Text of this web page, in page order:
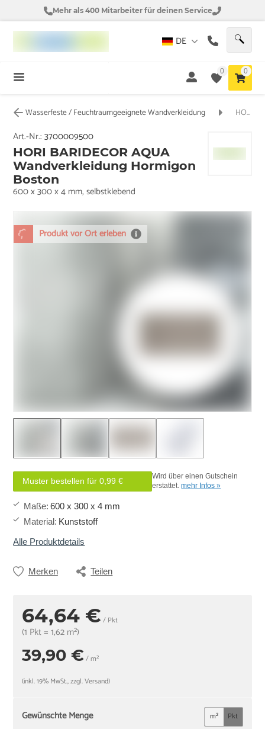
Mehr als 400 Mitarbeiter für deinen Service
DE
0 0
Wasserfeste / Feuchtraumgeeignete Wandverkleidung HORI BARIDECOR AQUA Wandverkleidung Hormigon Boston
Produkt vor Ort erleben
Art.-Nr.:3700009500
HORI BARIDECOR AQUA
Wandverkleidung Hormigon
Boston
600 x 300 x 4 mm, selbstklebend
Muster bestellen für 0,99 €
Wird über einen Gutschein
erstattet.mehr Infos »
Maße: 600 x 300 x 4 mm
Material: Kunststoff
Alle Produktdetails
Merken Teilen
64,64 € / Pkt
(1 Pkt = 1,62 m²)
39,90 €/ m²
(inkl. 19% MwSt., zzgl. Versand)
Gewünschte Menge m² Pkt